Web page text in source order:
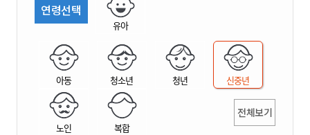
연령선택
유아
아동 청소년 청년 신중년
노인 복합
전체보기